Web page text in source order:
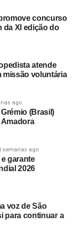
do Conselho,
da Luz, a
Ferreira,
Semedo, e
Ministério
com
a 26
Brava e do
concurso
da XI edição do
atende
missão voluntária
ago
(Brasil)
semanas ago
garante
2026
voz de São
para continuar a